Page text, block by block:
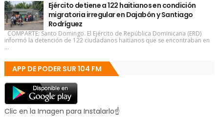
Ejército detiene a 122 haitianos en condición
migratoria irregular en Dajabón y Santiago
Rodríguez
COMPARTE: Santo Domingo. El Ejército de República Dominicana (ERD)
informó la detención de 122 ciudadanos haitianos que se encontraban en
...
APP DE PODER SUR 104 FM
Clic en la Imagen para Instalarlo☝